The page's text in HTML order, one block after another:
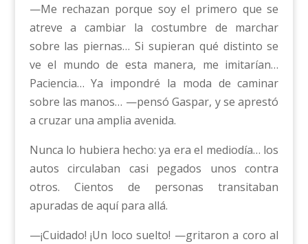
—Me rechazan porque soy el primero que se
atreve a cambiar la costumbre de marchar
sobre las piernas… Si supieran qué distinto se
ve el mundo de esta manera, me imitarían…
Paciencia… Ya impondré la moda de caminar
sobre las manos… —pensó Gaspar, y se aprestó
a cruzar una amplia avenida.
Nunca lo hubiera hecho: ya era el mediodía… los
autos circulaban casi pegados unos contra
otros. Cientos de personas transitaban
apuradas de aquí para allá.
—¡Cuidado! ¡Un loco suelto! —gritaron a coro al